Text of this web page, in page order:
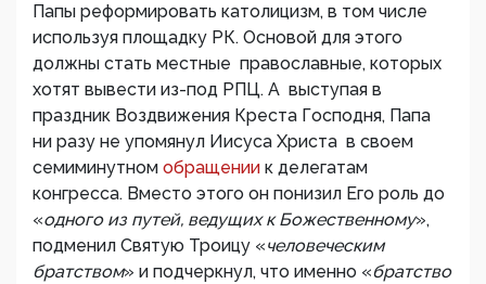
Папы реформировать католицизм, в том числе
используя площадку РК. Основой для этого
должны стать местные православные, которых
хотят вывести из-под РПЦ. А выступая в
праздник Воздвижения Креста Господня, Папа
ни разу не упомянул Иисуса Христа в своем
семиминутном обращении к делегатам
конгресса. Вместо этого он понизил Его роль до
«одного из путей, ведущих к Божественному»,
подменил Святую Троицу «человеческим
братством» и подчеркнул, что именно «братство